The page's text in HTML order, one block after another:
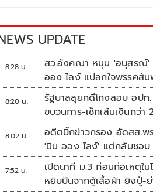
UPDATE
8:28 น.
สว.อังคณา หนุน 'อนุสรณ์'
ออง ไลง์ แปลกใจพรรคส้
มนุษยชนแต่กลับเงียบ
8:20 น.
รัฐบาลลุยคดีโกงสอบ อปท
ขบวนการ-เช็กเส้นเงินกว่า
8:02 น.
อดีตบิ๊กข่าวกรอง อัดสส.พ
'มิน ออง ไลง์' แต่กลับชอบ
7:52 น.
เปิดนาที ม.3 ก่อนก่อเหตุใน
หยิบปืนจากตู้เสื้อผ้า ยิงปู่-ย่